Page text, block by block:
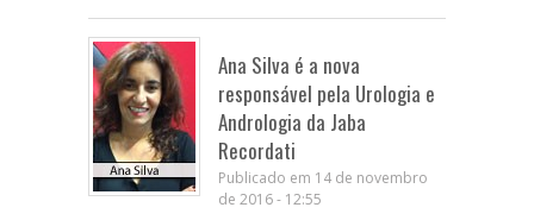
Ana Silva é a nova
responsável pela Urologia e
Andrologia da Jaba
Recordati
Publicado em 14 de novembro
de 2016 - 12:55